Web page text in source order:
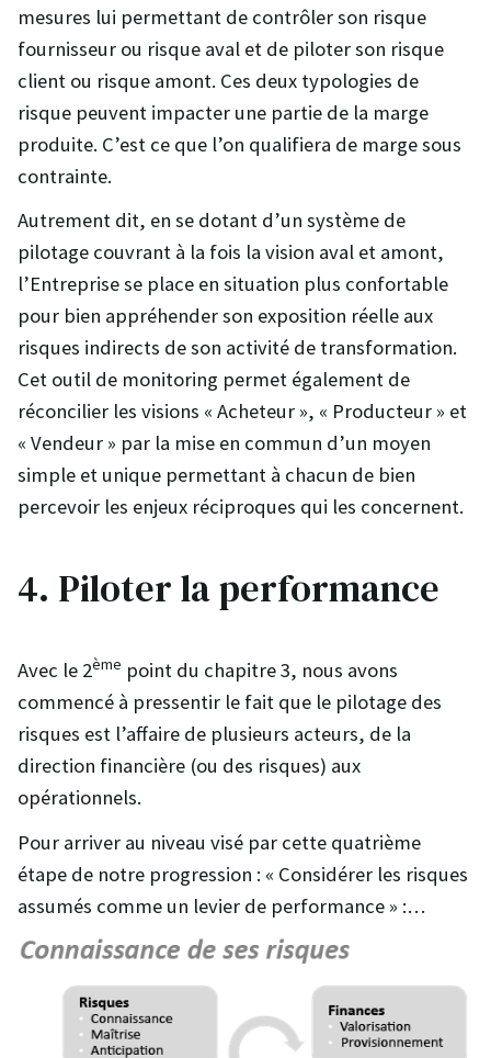
mesures lui permettant de contrôler son risque
fournisseur ou risque aval et de piloter son risque
client ou risque amont. Ces deux typologies de
risque peuvent impacter une partie de la marge
produite. C’est ce que l’on qualifiera de marge sous
contrainte.
Autrement dit, en se dotant d’un système de
pilotage couvrant à la fois la vision aval et amont,
l’Entreprise se place en situation plus confortable
pour bien appréhender son exposition réelle aux
risques indirects de son activité de transformation.
Cet outil de monitoring permet également de
réconcilier les visions « Acheteur », « Producteur » et
« Vendeur » par la mise en commun d’un moyen
simple et unique permettant à chacun de bien
percevoir les enjeux réciproques qui les concernent.
4. Piloter la performance
Avec le 2ème point du chapitre 3, nous avons
commencé à pressentir le fait que le pilotage des
risques est l’affaire de plusieurs acteurs, de la
direction financière (ou des risques) aux
opérationnels.
Pour arriver au niveau visé par cette quatrième
étape de notre progression : « Considérer les risques
assumés comme un levier de performance » :…